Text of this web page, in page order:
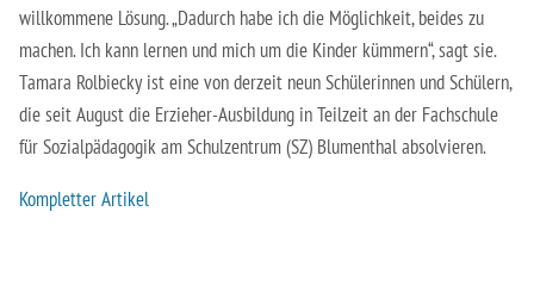
willkommene Lösung. „Dadurch habe ich die Möglichkeit, beides zu
machen. Ich kann lernen und mich um die Kinder kümmern“, sagt sie.
Tamara Rolbiecky ist eine von derzeit neun Schülerinnen und Schülern,
die seit August die Erzieher-Ausbildung in Teilzeit an der Fachschule
für Sozialpädagogik am Schulzentrum (SZ) Blumenthal absolvieren.
Kompletter Artikel
Fachoberschule für Gesundheit und Soziales
Fachschule für Heilerziehungspflege
Fachschule für Sozialpädagogik – Ausbildung zum:r
Erzieher:in